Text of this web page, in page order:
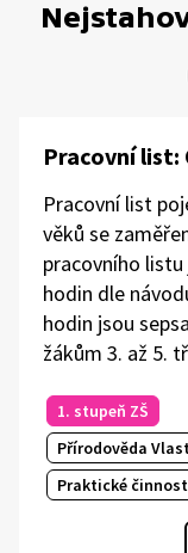
Pracovní list:
Pracovní list
věků se
pracovního
hodin dle
hodin jsou
žákům 3. až 5.
1. stupeň ZŠ
Přírodověda
Praktické